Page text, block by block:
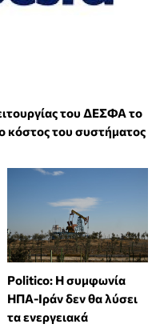
του ΔΕΣΦΑ το
κόστος του συστήματος
Politico: Η συμφωνία
ΗΠΑ-Ιράν δεν θα λύσει
τα ενεργειακά